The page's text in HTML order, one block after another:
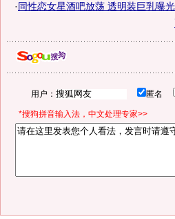
·同性恋女星酒吧放荡 透明装巨乳曝
用户： 匿名
*搜狗拼音输入法，中文处理专家>>